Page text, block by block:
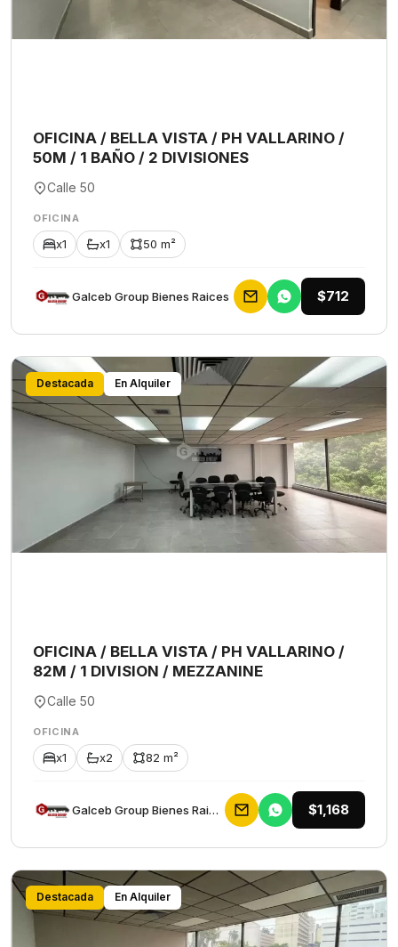
OFICINA / BELLA VISTA / PH VALLARINO /
50M / 1 BAÑO / 2 DIVISIONES
Calle 50
OFICINA
x1 x1 50 m²
Galceb Group Bienes Raices $712
Destacada En Alquiler
OFICINA / BELLA VISTA / PH VALLARINO /
82M / 1 DIVISION / MEZZANINE
Calle 50
OFICINA
x1 x2 82 m²
Galceb Group Bienes Raices $1,168
Destacada En Alquiler